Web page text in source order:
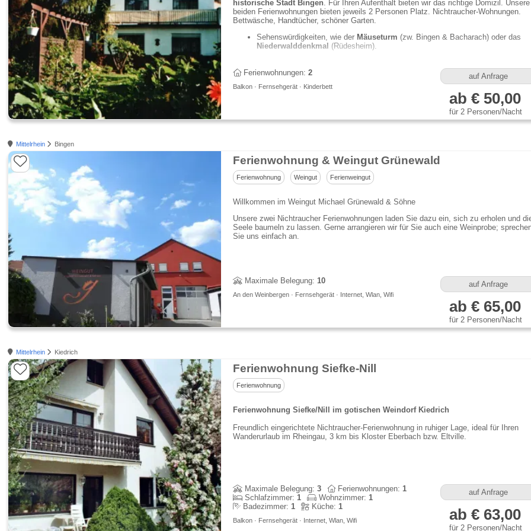
historische Stadt Bingen. Für Ihren Aufenthalt bieten wir das richtige Domizil. Unsere
beiden Ferienwohnungen bieten jeweils 2 Personen Platz. Nichtraucher-Wohnungen.
Bettwäsche, Handtücher, schöner Garten.
Sehenswürdigkeiten, wie der Mäuseturm (zw. Bingen & Bacharach) oder das
Niederwalddenkmal (Rüdesheim).
Ferienwohnungen: 2
Balkon · Fernsehgerät · Kinderbett
auf Anfrage
ab € 50,00
für 2 Personen/Nacht
Mittelrhein Bingen
Ferienwohnung & Weingut Grünewald
Ferienwohnung Weingut Ferienweingut
Willkommen im Weingut Michael Grünewald & Söhne
Unsere zwei Nichtraucher Ferienwohnungen laden Sie dazu ein, sich zu erholen und
Seele baumeln zu lassen. Gerne arrangieren wir für Sie auch eine Weinprobe;
Sie uns einfach an.
Maximale Belegung: 10
An den Weinbergen · Fernsehgerät · Internet, Wlan, Wifi
auf Anfrage
ab € 65,00
für 2 Personen/Nacht
Mittelrhein Kiedrich
Ferienwohnung Siefke-Nill
Ferienwohnung
Ferienwohnung Siefke/Nill im gotischen Weindorf Kiedrich
Freundlich eingerichtete Nichtraucher-Ferienwohnung in ruhiger Lage, ideal für Ihren
Wanderurlaub im Rheingau, 3 km bis Kloster Eberbach bzw. Eltville.
Maximale Belegung: 3 Ferienwohnungen: 1
Schlafzimmer: 1 Wohnzimmer: 1
Badezimmer: 1 Küche: 1
Balkon · Fernsehgerät · Internet, Wlan, Wifi
auf Anfrage
ab € 63,00
für 2 Personen/Nacht